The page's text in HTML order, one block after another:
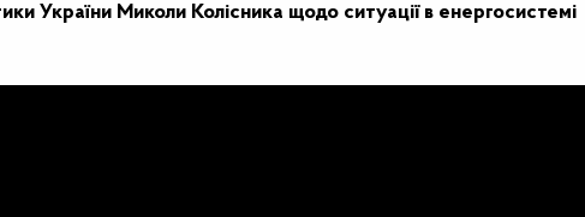
України Миколи Колісника щодо ситуації в енергосистемі